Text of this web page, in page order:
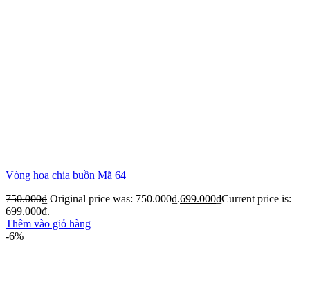
Vòng hoa chia buồn Mã 64
750.000₫ Original price was: 750.000₫.699.000₫Current price is:
699.000₫.
Thêm vào giỏ hàng
-6%